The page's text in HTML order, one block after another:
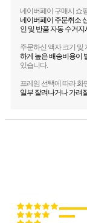
네이버페이 구매시 쇼
네이버페이 주문취소
인 및 반품 자동 수거
주문하신 액자 크기 및
하게 높은 배송비용이
있습니다.
프레임 선택에 따라 화
일부 잘려나거나 가려